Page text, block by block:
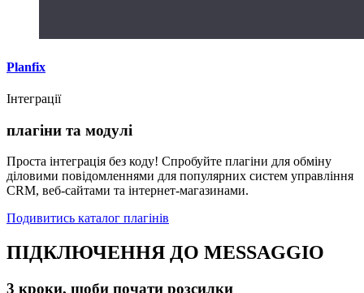
Planfix
Інтеграції
плагіни та модулі
Проста інтеграція без коду! Спробуйте плагіни для обміну
діловими повідомленнями для популярних систем управління
CRM, веб-сайтами та інтернет-магазинами.
Подивитись каталог плагінів
ПІДКЛЮЧЕННЯ ДО MESSAGGIO
3 кроки, щоби почати розсилки